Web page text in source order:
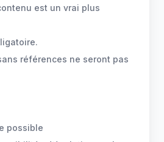
est un vrai plus
références ne seront pas
possible